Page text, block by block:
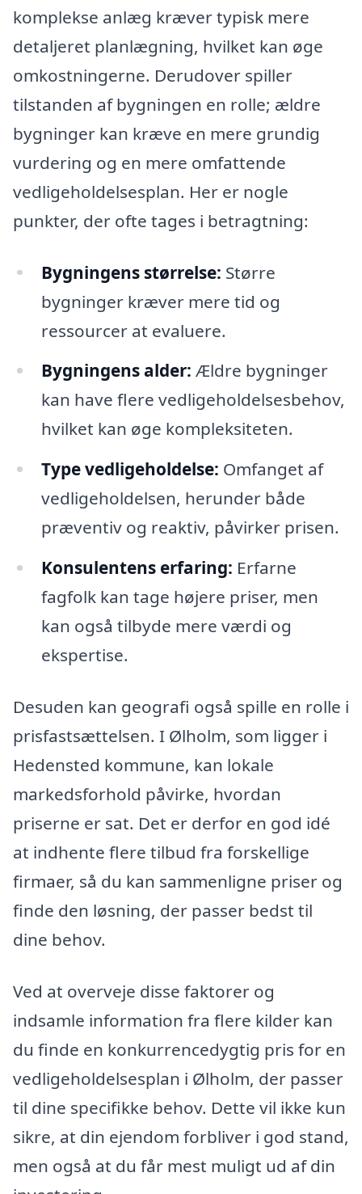
komplekse anlæg kræver typisk mere
detaljeret planlægning, hvilket kan øge
omkostningerne. Derudover spiller
tilstanden af bygningen en rolle; ældre
bygninger kan kræve en mere grundig
vurdering og en mere omfattende
vedligeholdelsesplan. Her er nogle
punkter, der ofte tages i betragtning:
Bygningens størrelse: Større
bygninger kræver mere tid og
ressourcer at evaluere.
Bygningens alder: Ældre bygninger
kan have flere vedligeholdelsesbehov,
hvilket kan øge kompleksiteten.
Type vedligeholdelse: Omfanget af
vedligeholdelsen, herunder både
præventiv og reaktiv, påvirker prisen.
Konsulentens erfaring: Erfarne
fagfolk kan tage højere priser, men
kan også tilbyde mere værdi og
ekspertise.
Desuden kan geografi også spille en rolle i
prisfastsættelsen. I Ølholm, som ligger i
Hedensted kommune, kan lokale
markedsforhold påvirke, hvordan
priserne er sat. Det er derfor en god idé
at indhente flere tilbud fra forskellige
firmaer, så du kan sammenligne priser og
finde den løsning, der passer bedst til
dine behov.
Ved at overveje disse faktorer og
indsamle information fra flere kilder kan
du finde en konkurrencedygtig pris for en
vedligeholdelsesplan i Ølholm, der passer
til dine specifikke behov. Dette vil ikke kun
sikre, at din ejendom forbliver i god stand,
men også at du får mest muligt ud af din